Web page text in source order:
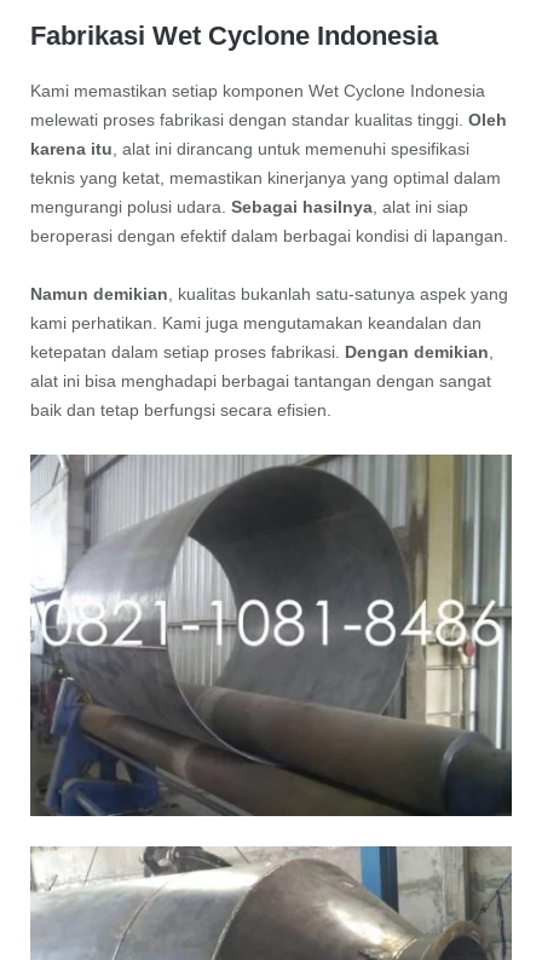
Fabrikasi Wet Cyclone Indonesia
Kami memastikan setiap komponen Wet Cyclone Indonesia
melewati proses fabrikasi dengan standar kualitas tinggi. Oleh
karena itu , alat ini dirancang untuk memenuhi spesifikasi
teknis yang ketat, memastikan kinerjanya yang optimal dalam
mengurangi polusi udara. Sebagai hasilnya, alat ini siap
beroperasi dengan efektif dalam berbagai kondisi di lapangan.
Namun demikian, kualitas bukanlah satu-satunya aspek yang
kami perhatikan. Kami juga mengutamakan keandalan dan
ketepatan dalam setiap proses fabrikasi. Dengan demikian,
alat ini bisa menghadapi berbagai tantangan dengan sangat
baik dan tetap berfungsi secara efisien.